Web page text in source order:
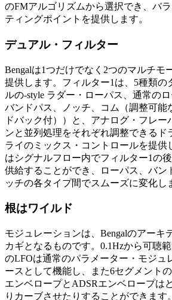
のFMアルゴリズムから選択でき、バ
ティングポイントを提供します。
デュアル・フィルター
Bengalは1つだけでなく2つのマルチモ
提供します。フィルター1は、5種類の
ルの-style ラダー・ローパス、通常の
バンドパス、ノッチ、コム（調整可能
ドバック付））と、アナログ・フレー
ンと並列処理をそれぞれ調整できるド
ライのミックス・コントロールを提供
はシグナルフロー内でフィルター1の
供給することができ、ローパス、バン
ッチの各タイプ間でスムーズに変化し
根はワイルド
モジュレーションは、Bengalのアーキ
カギとなるものです。0.1Hzから可聴
のLFOは通常のパラメーター・モジュ
ースとして機能し、また6セグメント
エンベロープとADSRエンベロープは
りカーブさせたりすることができます